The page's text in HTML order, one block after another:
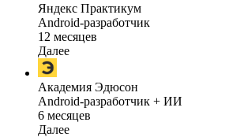
Яндекс Практикум
Android-разработчик
12 месяцев
Далее
Академия Эдюсон
Android-разработчик + ИИ
6 месяцев
Далее